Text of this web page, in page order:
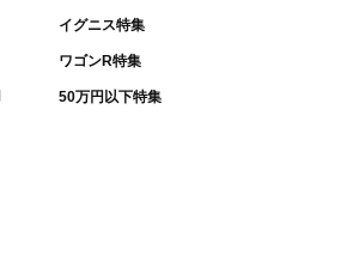
イグニス特集
ワゴンR特集
50万円以下特集